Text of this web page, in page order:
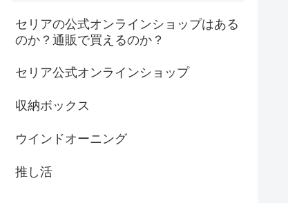
セリアの公式オンラインショップはある
のか？通販で買えるのか？
セリア公式オンラインショップ
収納ボックス
ウインドオーニング
推し活